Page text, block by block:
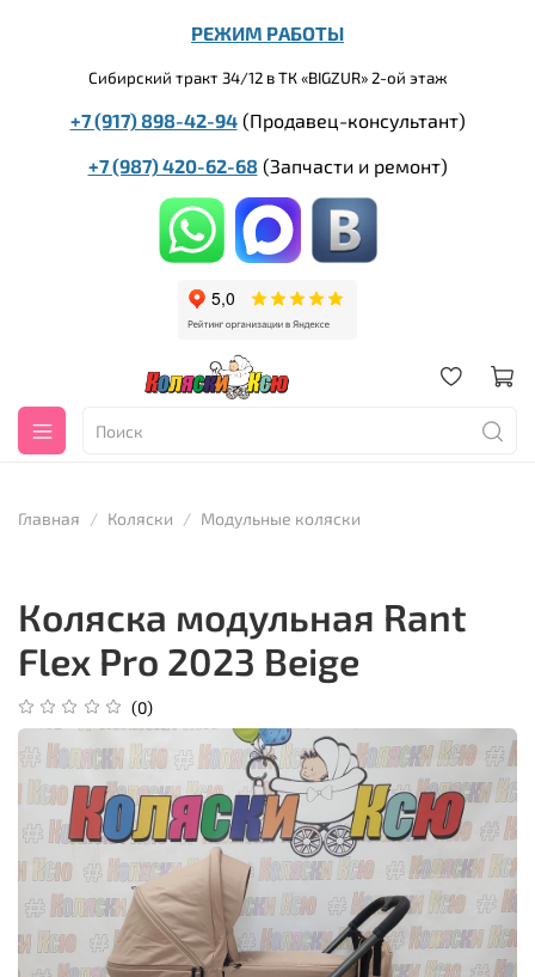
РЕЖИМ РАБОТЫ
Сибирский тракт 34/12 в ТК «BIGZUR» 2-ой этаж
+7 (917) 898-42-94(Продавец-консультант)
+7 (987) 420-62-68 (Запчасти и ремонт)
Главная Коляски Модульные коляски
Коляска модульная Rant
Flex Pro 2023 Beige
(0)